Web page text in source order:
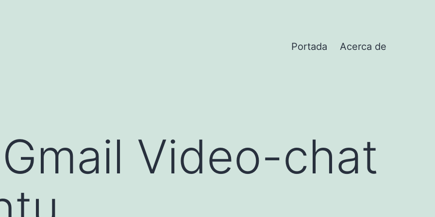
Portada Acerca de
Video-chat